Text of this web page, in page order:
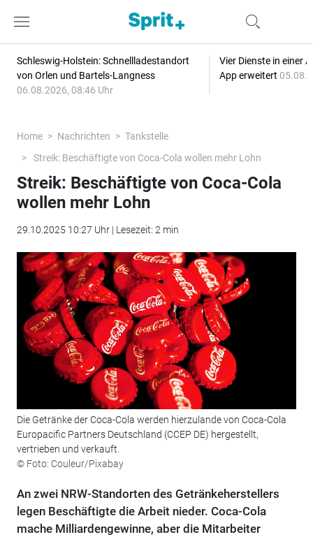
Schleswig-Holstein: Schnellladestandort
von Orlen und Bartels-Langness
06.08.2026, 08:46 Uhr
Vier Dienste in einer
App erweitert
Home Nachrichten
Tankstelle
Streik: Beschäftigte von Coca-Cola wollen mehr Lohn
Streik: Beschäftigte von Coca-Cola
wollen mehr Lohn
29.10.2025 10:27 Uhr | Lesezeit: 2 min
Die Getränke der Coca-Cola werden hierzulande von Coca-Cola
Europacific Partners Deutschland (CCEP DE) hergestellt,
vertrieben und verkauft.
© Foto: Couleur/Pixabay
An zwei NRW-Standorten des Getränkeherstellers
legen Beschäftigte die Arbeit nieder. Coca-Cola
mache Milliardengewinne, aber die Mitarbeiter